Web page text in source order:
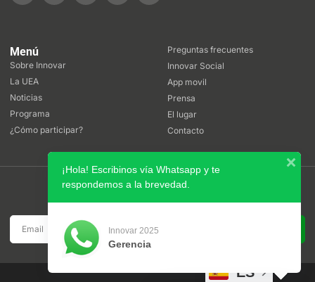
Menú
Sobre Innovar
La UEA
Noticias
Programa
¿Cómo participar?
Preguntas frecuentes
Innovar Social
App movil
Prensa
El lugar
Contacto
ES
¡Hola! Escribinos vía Whatsapp y te
respondemos a la brevedad.
Innovar 2025
Gerencia